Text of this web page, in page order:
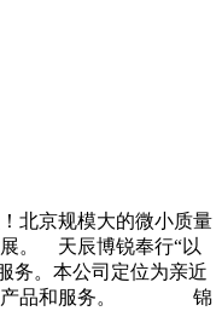
北京规模大的微小质量
。 天辰博锐奉行“以
务。本公司定位为亲近
化的产品和服务。 锦